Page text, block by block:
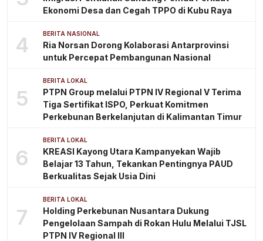
Ekonomi Desa dan Cegah TPPO di Kubu Raya
4 BERITA NASIONAL
Ria Norsan Dorong Kolaborasi Antarprovinsi
untuk Percepat Pembangunan Nasional
5
BERITA LOKAL
PTPN Group melalui PTPN IV Regional V Terima
Tiga Sertifikat ISPO, Perkuat Komitmen
Perkebunan Berkelanjutan di Kalimantan Timur
6
BERITA LOKAL
KREASI Kayong Utara Kampanyekan Wajib
Belajar 13 Tahun, Tekankan Pentingnya PAUD
Berkualitas Sejak Usia Dini
7
BERITA LOKAL
Holding Perkebunan Nusantara Dukung
Pengelolaan Sampah di Rokan Hulu Melalui TJSL
PTPN IV Regional III